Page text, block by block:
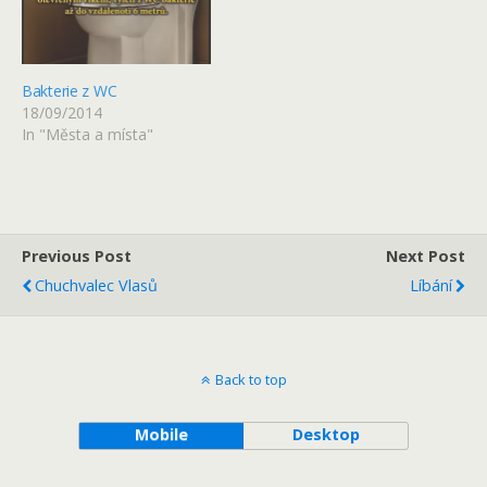
Bakterie z WC
18/09/2014
In "Města a místa"
Previous Post
Chuchvalec Vlasů
Next Post
Líbání
Back to top
Mobile Desktop